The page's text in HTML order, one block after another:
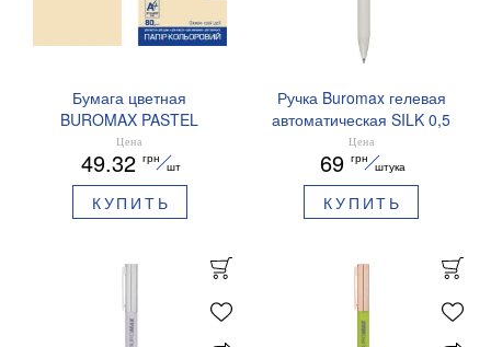
Бумага цветная
BUROMAX PASTEL
EUROMAX 20 арк А4 80 г/
мс BM.2721220E-08
Цена
49.32 грн
шт
КУПИТЬ
Ручка Buromax гелевая
автоматическая SILK 0,5
мм синие чернила
BM.83100
Цена
69 грн
штука
КУПИТЬ